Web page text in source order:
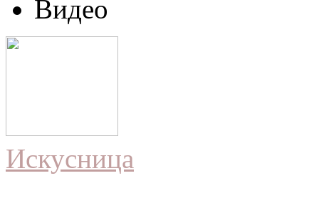
Видео
Искусница